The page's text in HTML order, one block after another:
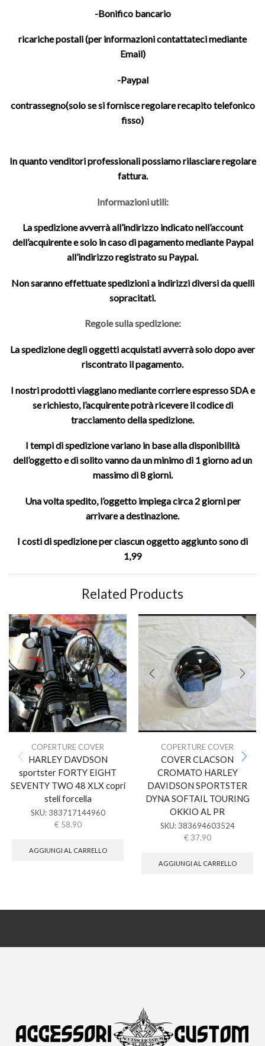
-Bonifico bancario
ricariche postali (per informazioni contattateci mediante
Email)
-Paypal
contrassegno(solo se si fornisce regolare recapito telefonico
fisso)
In quanto venditori professionali possiamo rilasciare regolare
fattura.
Informazioni utili:
La spedizione avverrà all’indirizzo indicato nell’account
dell’acquirente e solo in caso di pagamento mediante Paypal
all’indirizzo registrato su Paypal.
Non saranno effettuate spedizioni a indirizzi diversi da quelli
sopracitati.
Regole sulla spedizione:
La spedizione degli oggetti acquistati avverrà solo dopo aver
riscontrato il pagamento.
I nostri prodotti viaggiano mediante corriere espresso SDA e
se richiesto, l’acquirente potrà ricevere il codice di
tracciamento della spedizione.
I tempi di spedizione variano in base alla disponibilità
dell’oggetto e di solito vanno da un minimo di 1 giorno ad un
massimo di 8 giorni.
Una volta spedito, l’oggetto impiega circa 2 giorni per
arrivare a destinazione.
I costi di spedizione per ciascun oggetto aggiunto sono di
1,99
Related Products
COPERTURE COVER
HARLEY DAVDSON
sportster FORTY EIGHT
SEVENTY TWO 48 XLX copri
steli forcella
SKU: 383717144960
€ 58.90
AGGIUNGI AL CARRELLO
COPERTURE COVER
COVER CLACSON
CROMATO HARLEY
DAVIDSON SPORTSTER
DYNA SOFTAIL TOURING
OKKIO AL PR
SKU: 383694603524
€ 37.90
AGGIUNGI AL CARRELLO